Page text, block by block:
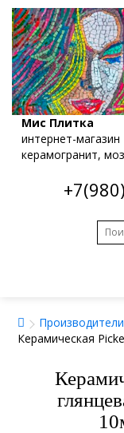
Мис Плитка
интернет-магазин
керамогранит,
Производители
Керамическая